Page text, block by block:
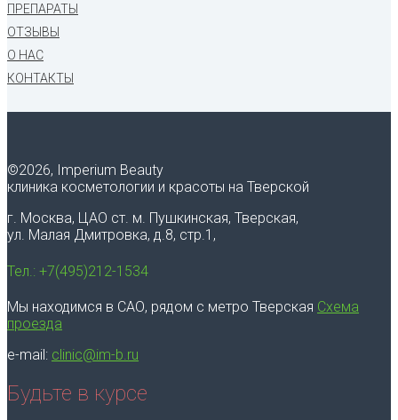
ПРЕПАРАТЫ
ОТЗЫВЫ
О НАС
КОНТАКТЫ
©2026, Imperium Beauty
клиника косметологии и красоты на Тверской
г. Москва, ЦАО ст. м. Пушкинская, Тверская,
ул. Малая Дмитровка, д.8, стр.1,
Тел.: +7(495)212-1534
Мы находимся в САО, рядом с метро Тверская Схема
проезда
e-mail: clinic@im-b.ru
Будьте в курсе